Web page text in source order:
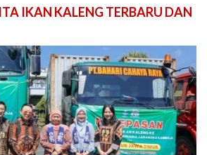
IKAN KALENG TERBARU DAN